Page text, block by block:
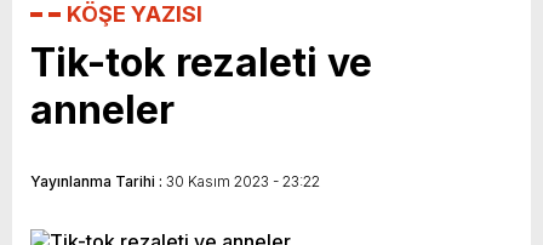
KÖŞE YAZISI
Tik-tok rezaleti ve
anneler
Yayınlanma Tarihi : 30 Kasım 2023 - 23:22